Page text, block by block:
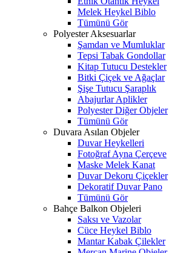
Melek Heykel Biblo
Tümünü Gör
Polyester Aksesuarlar
Şamdan ve Mumluklar
Tepsi Tabak Gondollar
Kitap Tutucu Destekler
Bitki Çiçek ve Ağaçlar
Şişe Tutucu Şaraplık
Abajurlar Aplikler
Polyester Diğer Objeler
Tümünü Gör
Duvara Asılan Objeler
Duvar Heykelleri
Fotoğraf Ayna Çerçeve
Maske Melek Kanat
Duvar Dekoru Çiçekler
Dekoratif Duvar Pano
Tümünü Gör
Bahçe Balkon Objeleri
Saksı ve Vazolar
Cüce Heykel Biblo
Mantar Kabak Çilekler